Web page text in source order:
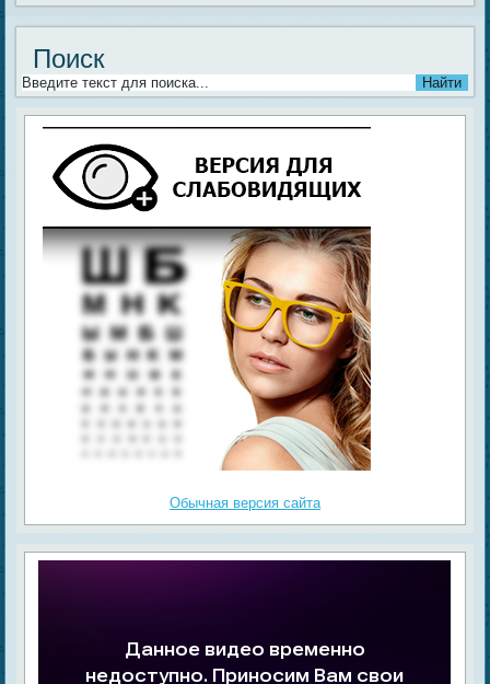
Поиск
Обычная версия сайта